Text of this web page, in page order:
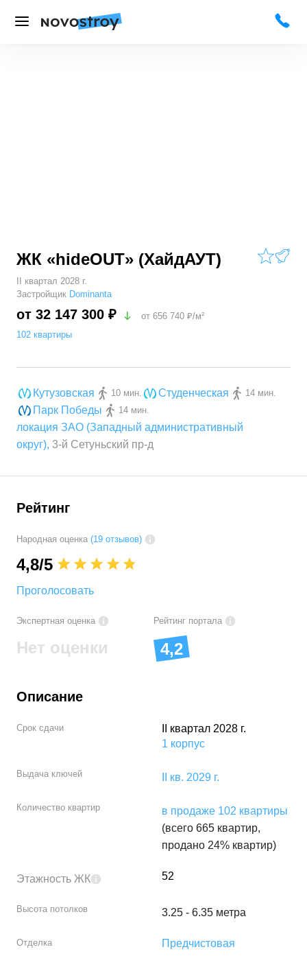
ЖК «hideOUT» (ХайдАУТ)
II квартал 2028 г.
Застройщик Dominanta
от 32 147 300 ₽ от 656 740 ₽/м²
102 квартиры
Кутузовская 10 мин. Студенческая 14 мин.
Парк Победы 14 мин.
локация ЗАО (Западный административный
округ), 3-й Сетуньский пр-д
Рейтинг
Народная оценка (19 отзывов)
4,8/5
Проголосовать
Экспертная оценка
Нет оценки
Рейтинг портала
4,2
Описание
Срок сдачи
II квартал 2028 г.
1 корпус
Выдача ключей II кв. 2029 г.
Количество квартир в продаже 102 квартиры
(всего 665 квартир,
продано 24% квартир)
Этажность ЖК 52
Высота потолков 3.25 - 6.35 метра
Отделка Предчистовая